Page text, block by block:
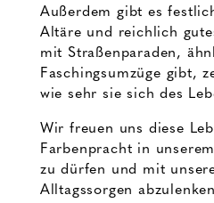
Außerdem gibt es
Altäre und reichlich
mit Straßenparaden,
Faschingsumzüge gibt,
wie sehr sie sich des
Wir freuen uns diese
Farbenpracht in
zu dürfen und mit
Alltagssorgen